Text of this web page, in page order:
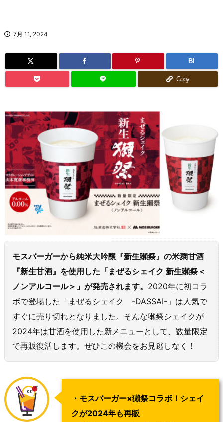
7月 11, 2024
B!
Copy
モスバーガーから純米大吟醸『新生獺祭』の米麹甘酒
『新生甘酒』を使用した「まぜるシェイク 新生獺祭＜
ノンアルコール＞」が発売されます。 2020年に初コラ
ボで登場した「まぜるシェイク -DASSAI-」は人気で
すぐに売り切れとなりました。そんな獺祭シェイクが
2024年は甘酒を使用した新メニューとして、数量限定
で再販復活します。ぜひこの機会をお見逃しなく！
・モスバーガー×獺祭コラボ！シェイ
クが2024年も再販